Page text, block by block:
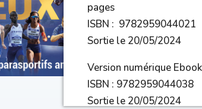
pages
ISBN : 9782959044021
Sortie le 20/05/2024
Version numérique
ISBN : 9782959044038
Sortie le 20/05/2024